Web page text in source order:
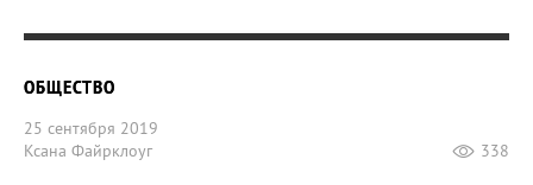
ОБЩЕСТВО
25 сентября 2019
Ксана Файрклоуг
338